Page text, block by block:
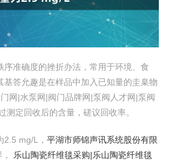
序准确度的挫折办法，常用于环境、食
基答允趣是在样品中加入已知量的圭臬物
网|水泵网|阀门品牌网|泵阀人才网|泵阀
测定回收后的含量，磋议回收率。
2.5 mg/L， 平湖市师锦声讯系统股份有限
乐山陶瓷纤维毯采购|乐山陶瓷纤维毯